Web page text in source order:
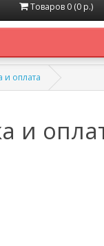
Товаров 0 (0 p.)
и оплата
и